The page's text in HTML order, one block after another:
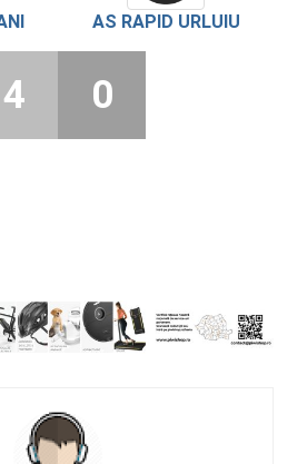
AS RAPID URLUIU
4 0